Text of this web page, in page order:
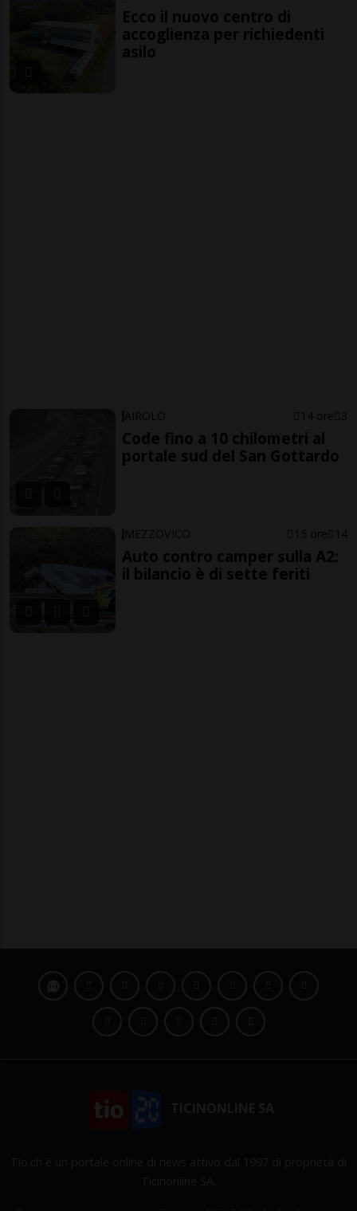
Ecco il nuovo centro di
accoglienza per richiedenti
asilo
AIROLO 14 ore 3
Code fino a 10 chilometri al
portale sud del San Gottardo
MEZZOVICO 15 ore 14
Auto contro camper sulla A2:
il bilancio è di sette feriti